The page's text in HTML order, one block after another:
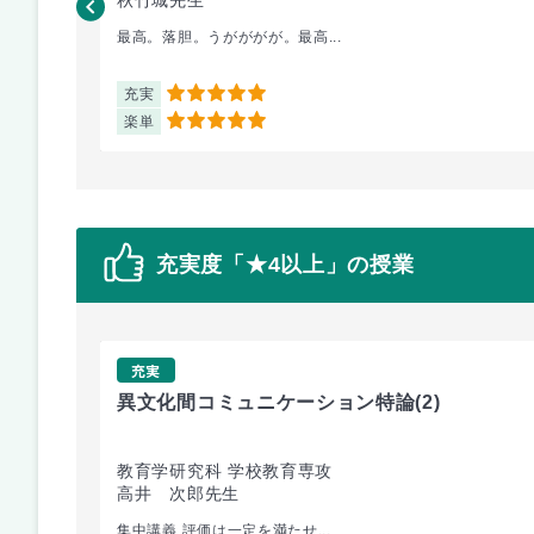
最高。落胆。うがががが。最高...
充実 5
楽単 5
充実度「★4以上」の授業
充実
異文化間コミュニケーション特論(2)
教育学研究科 学校教育専攻
高井 次郎先生
集中講義 評価は一定を満たせ...